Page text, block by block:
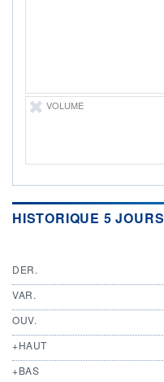
Non éligible
Boursobank
VOLUME
HISTORIQUE 5 JOURS
DER.
VAR.
OUV.
+HAUT
+BAS